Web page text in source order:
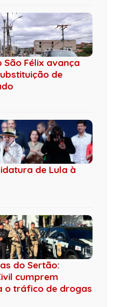
Félix avança
de
de Lula à
do Sertão:
cumprem
o tráfico de drogas